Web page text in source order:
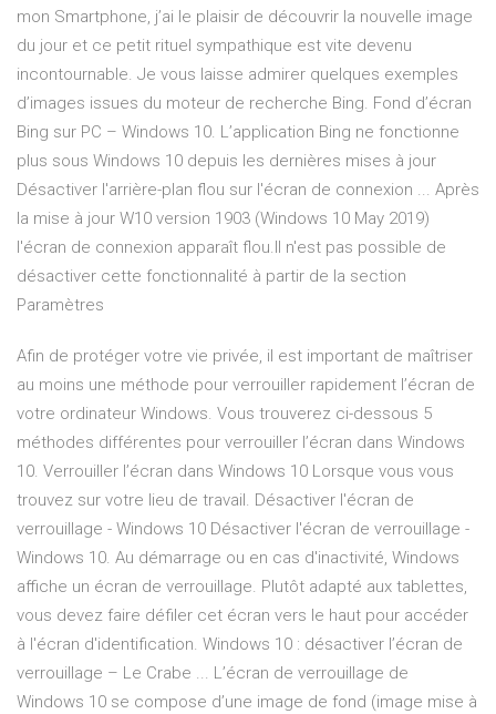
mon Smartphone, j’ai le plaisir de découvrir la nouvelle image
du jour et ce petit rituel sympathique est vite devenu
incontournable. Je vous laisse admirer quelques exemples
d’images issues du moteur de recherche Bing. Fond d’écran
Bing sur PC – Windows 10. L’application Bing ne fonctionne
plus sous Windows 10 depuis les dernières mises à jour
Désactiver l'arrière-plan flou sur l'écran de connexion ... Après
la mise à jour W10 version 1903 (Windows 10 May 2019)
l'écran de connexion apparaît flou.Il n'est pas possible de
désactiver cette fonctionnalité à partir de la section
Paramètres
Afin de protéger votre vie privée, il est important de maîtriser
au moins une méthode pour verrouiller rapidement l’écran de
votre ordinateur Windows. Vous trouverez ci-dessous 5
méthodes différentes pour verrouiller l’écran dans Windows
10. Verrouiller l’écran dans Windows 10 Lorsque vous vous
trouvez sur votre lieu de travail. Désactiver l'écran de
verrouillage - Windows 10 Désactiver l'écran de verrouillage -
Windows 10. Au démarrage ou en cas d'inactivité, Windows
affiche un écran de verrouillage. Plutôt adapté aux tablettes,
vous devez faire défiler cet écran vers le haut pour accéder
à l'écran d'identification. Windows 10 : désactiver l’écran de
verrouillage – Le Crabe ... L’écran de verrouillage de
Windows 10 se compose d’une image de fond (image mise à